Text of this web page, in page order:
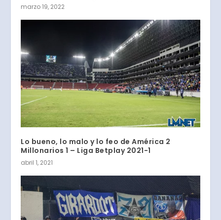
marzo 19, 2022
Lo bueno, lo malo y lo feo de América 2
Millonarios 1 – Liga Betplay 2021-1
abril 1, 2021